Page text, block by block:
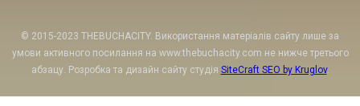
© 2015-2023 THEBUCHACITY. Використання матеріалів сайту лише за
умови активного посилання на www.thebuchacity.com не нижче третього
абзацу. Розробка та дизайн сайту студія SiteCraft SEO by Kruglov.